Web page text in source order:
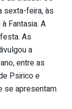
sexta-feira, às
Fantasia. A
As
a
entre as
Psirico e
se apresentam